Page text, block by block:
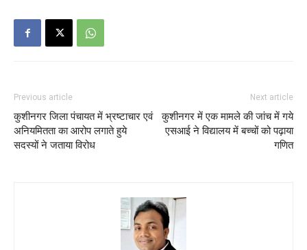
Previous article
कुशीनगर जिला पंचायत में भ्रष्टाचार एवं
अनियमितता का आरोप लगाते हुये
सदस्यों ने जताया विरोध
Next article
कुशीनगर में एक मामले की जांच में गये
एसआई ने विद्यालय में बच्चों को पढ़ाया
गणित